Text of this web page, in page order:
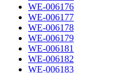
WE-006176
WE-006177
WE-006178
WE-006179
WE-006181
WE-006182
WE-006183